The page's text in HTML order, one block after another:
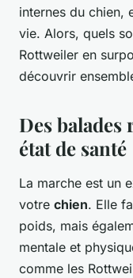
internes du chien,
vie. Alors, quels
Rottweiler en
découvrir
Des
état de santé
La marche est un
votre chien. Elle
poids, mais
mentale et
comme les